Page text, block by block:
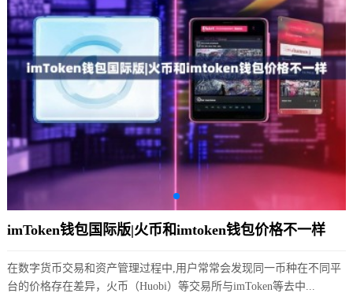
imToken钱包国际版|火币和imtoken钱包价格不一样
在数字货币交易和资产管理过程中,用户常常会发现同一币种在不同平
台的价格存在差异，火币（Huobi）等交易所与imToken等去中...